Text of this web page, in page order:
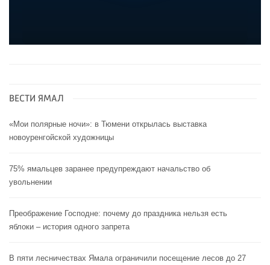
ВЕСТИ ЯМАЛ
«Мои полярные ночи»: в Тюмени открылась выставка
новоуренгойской художницы
75% ямальцев заранее предупреждают начальство об
увольнении
Преображение Господне: почему до праздника нельзя есть
яблоки – история одного запрета
В пяти лесничествах Ямала ограничили посещение лесов до 27